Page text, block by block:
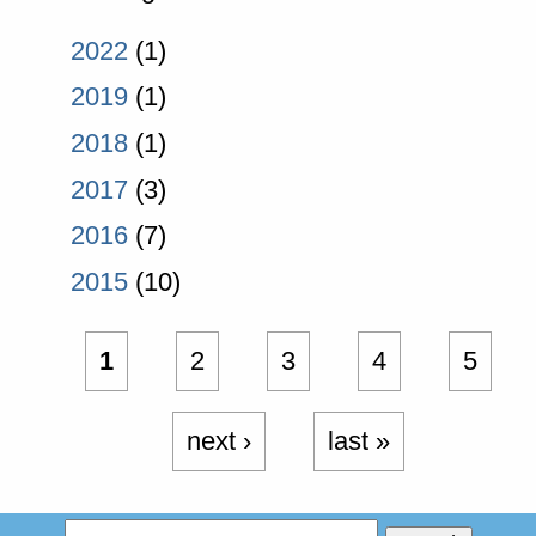
2022 (1)
2019(1)
2018(1)
2017(3)
2016(7)
2015(10)
1 2 3 4 5
next › last »